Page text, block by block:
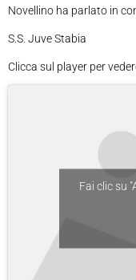
Novellino ha parlato in
S.S. Juve Stabia
Clicca sul player per
Fai clic su